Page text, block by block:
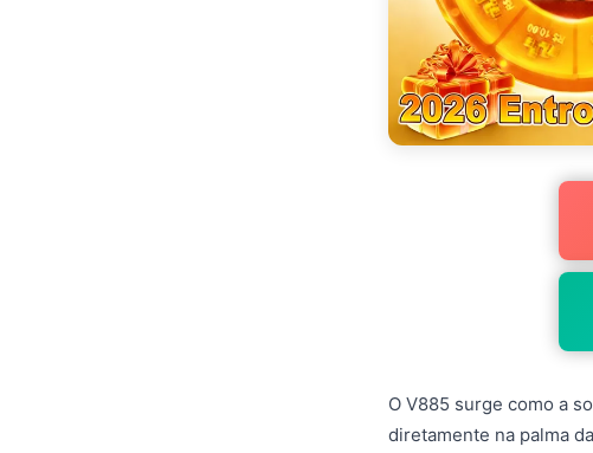
O V885 surge como a
diretamente na palma